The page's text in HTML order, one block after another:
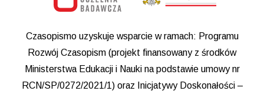
Czasopismo uzyskuje wsparcie w ramach: Programu
Rozwój Czasopism (projekt finansowany z środków
Ministerstwa Edukacji i Nauki na podstawie umowy nr
RCN/SP/0272/2021/1) oraz Inicjatywy Doskonałości –